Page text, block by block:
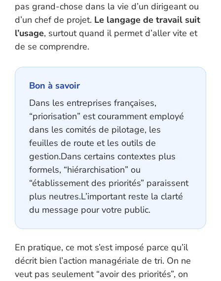
pas grand-chose dans la vie d’un dirigeant ou
d’un chef de projet. Le langage de travail suit
l’usage, surtout quand il permet d’aller vite et
de se comprendre.
Bon à savoir
Dans les entreprises françaises,
“priorisation” est couramment employé
dans les comités de pilotage, les
feuilles de route et les outils de
gestion.Dans certains contextes plus
formels, “hiérarchisation” ou
“établissement des priorités” paraissent
plus neutres.L’important reste la clarté
du message pour votre public.
En pratique, ce mot s’est imposé parce qu’il
décrit bien l’action managériale de tri. On ne
veut pas seulement “avoir des priorités”, on